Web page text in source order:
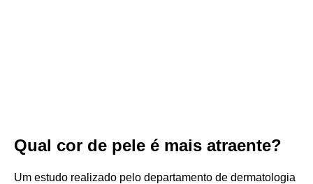
Qual cor de pele é mais atraente?
Um estudo realizado pelo departamento de dermatologia